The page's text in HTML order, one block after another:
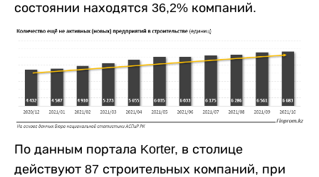
состоянии находятся 36,2% компаний.
По данным портала Korter, в столице
действуют 87 строительных компаний, при